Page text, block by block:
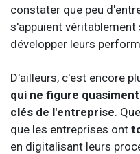
constater que peu
s'appuient
développer leurs
D'ailleurs, c'est encore
qui ne figure
clés de l'entreprise.
que les entreprises ont
en digitalisant leurs